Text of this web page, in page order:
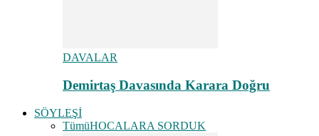
DAVALAR
Demirtaş Davasında Karara Doğru
SÖYLEŞİ
TümüHOCALARA SORDUK